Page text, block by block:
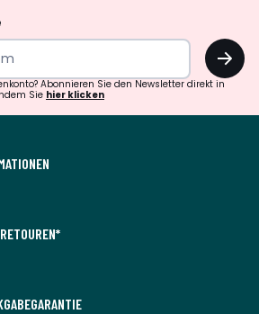
OK
Abonnieren Sie den Newsletter direkt in
Sie hier klicken